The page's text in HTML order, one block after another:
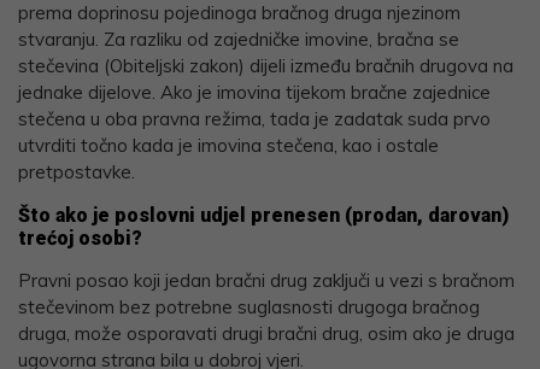
prema doprinosu pojedinoga bračnog druga njezinom
stvaranju. Za razliku od zajedničke imovine, bračna se
stečevina (Obiteljski zakon) dijeli između bračnih drugova na
jednake dijelove. Ako je imovina tijekom bračne zajednice
stečena u oba pravna režima, tada je zadatak suda prvo
utvrditi točno kada je imovina stečena, kao i ostale
pretpostavke.
Što ako je poslovni udjel prenesen (prodan, darovan)
trećoj osobi?
Pravni posao koji jedan bračni drug zaključi u vezi s bračnom
stečevinom bez potrebne suglasnosti drugoga bračnog
druga, može osporavati drugi bračni drug, osim ako je druga
ugovorna strana bila u dobroj vjeri.